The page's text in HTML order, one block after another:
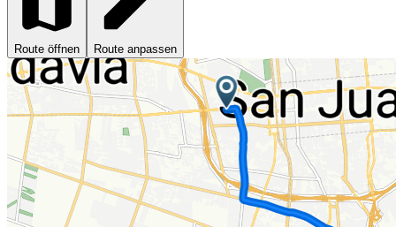
Route öffnen Route anpassen